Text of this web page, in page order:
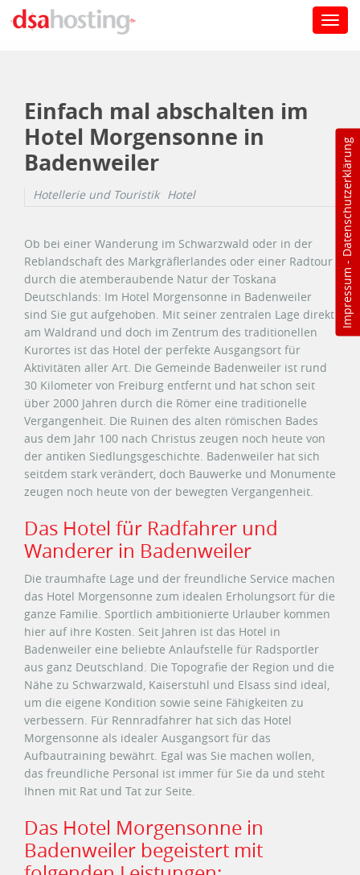
Impressum
-
Datenschutzerklärung
Einfach mal abschalten im
Hotel Morgensonne in
Badenweiler
Hotellerie und Touristik Hotel
Ob bei einer Wanderung im Schwarzwald oder in der
Reblandschaft des Markgräflerlandes oder einer Radtour
durch die atemberaubende Natur der Toskana
Deutschlands: Im Hotel Morgensonne in Badenweiler
sind Sie gut aufgehoben. Mit seiner zentralen Lage direkt
am Waldrand und doch im Zentrum des traditionellen
Kurortes ist das Hotel der perfekte Ausgangsort für
Aktivitäten aller Art. Die Gemeinde Badenweiler ist rund
30 Kilometer von Freiburg entfernt und hat schon seit
über 2000 Jahren durch die Römer eine traditionelle
Vergangenheit. Die Ruinen des alten römischen Bades
aus dem Jahr 100 nach Christus zeugen noch heute von
der antiken Siedlungsgeschichte. Badenweiler hat sich
seitdem stark verändert, doch Bauwerke und Monumente
zeugen noch heute von der bewegten Vergangenheit.
Das Hotel für Radfahrer und
Wanderer in Badenweiler
Die traumhafte Lage und der freundliche Service machen
das Hotel Morgensonne zum idealen Erholungsort für die
ganze Familie. Sportlich ambitionierte Urlauber kommen
hier auf ihre Kosten. Seit Jahren ist das Hotel in
Badenweiler eine beliebte Anlaufstelle für Radsportler
aus ganz Deutschland. Die Topografie der Region und die
Nähe zu Schwarzwald, Kaiserstuhl und Elsass sind ideal,
um die eigene Kondition sowie seine Fähigkeiten zu
verbessern. Für Rennradfahrer hat sich das Hotel
Morgensonne als idealer Ausgangsort für das
Aufbautraining bewährt. Egal was Sie machen wollen,
das freundliche Personal ist immer für Sie da und steht
Ihnen mit Rat und Tat zur Seite.
Das Hotel Morgensonne in
Badenweiler begeistert mit